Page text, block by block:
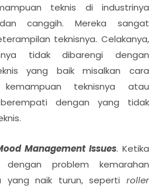
teknis di industrinya
canggih. Mereka sangat
teknisnya. Celakanya,
tidak dibarengi dengan
yang baik misalkan cara
kemampuan teknisnya atau
dengan yang tidak
Management Issues. Ketika
dengan problem kemarahan
yang naik turun, sepertiroller